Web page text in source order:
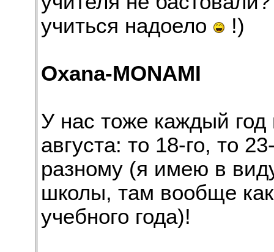
учиться надоело
!)
Oxana-MONAMI
У нас тоже каждый год
августа: то 18-го, то
разному (я имею в
школы, там вообще
учебного года)!